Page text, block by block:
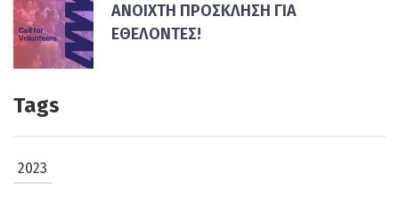
ΑΝΟΙΧΤΗ ΠΡΟΣΚΛΗΣΗ ΓΙΑ
ΕΘΕΛΟΝΤΕΣ!
Tags
2023